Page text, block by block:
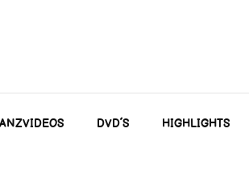
DVD´S
HIGHLIGHTS